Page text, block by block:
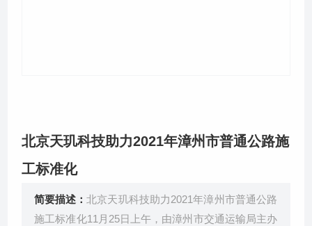
北京天玑科技助力2021年漳州市普通公路施
工标准化
简要描述：北京天玑科技助力2021年漳州市普通公路
施工标准化11月25日上午，由漳州市交通运输局主办